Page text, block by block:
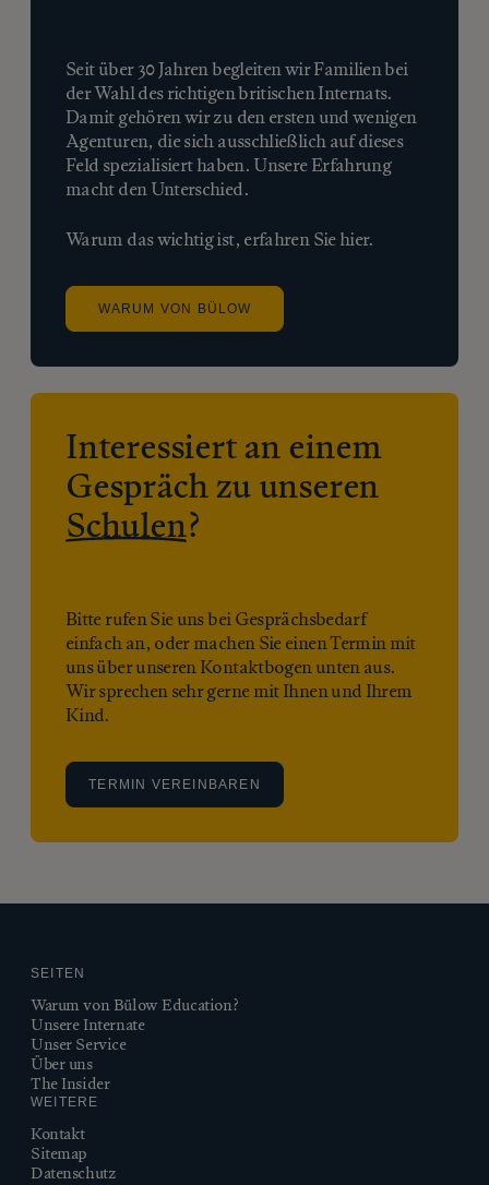
Seit über 30 Jahren begleiten wir Familien bei
der Wahl des richtigen britischen Internats.
Damit gehören wir zu den ersten und wenigen
Agenturen, die sich ausschließlich auf dieses
Feld spezialisiert haben. Unsere Erfahrung
macht den Unterschied.
Warum das wichtig ist, erfahren Sie hier.
WARUM VON BÜLOW
Interessiert an einem
Gespräch zu unseren
Schulen?
Bitte rufen Sie uns bei Gesprächsbedarf
einfach an, oder machen Sie einen Termin mit
uns über unseren Kontaktbogen unten aus.
Wir sprechen sehr gerne mit Ihnen und Ihrem
Kind.
TERMIN VEREINBAREN
SEITEN
Warum von Bülow Education?
Unsere Internate
Unser Service
Über uns
The Insider
WEITERE
Kontakt
Sitemap
Datenschutz